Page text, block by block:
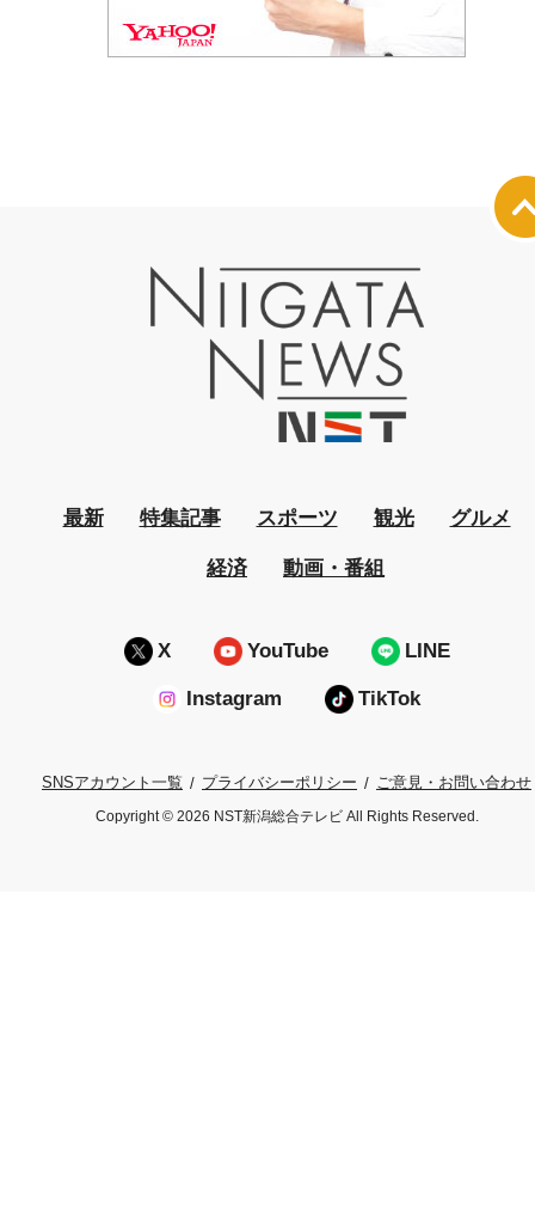
最新 特集記事 スポーツ 観光 グルメ
経済 動画・番組
X YouTube LINE
Instagram TikTok
SNSアカウント一覧 プライバシーポリシー ご意見・お問い合わせ
Copyright © 2026 NST新潟総合テレビ All Rights Reserved.